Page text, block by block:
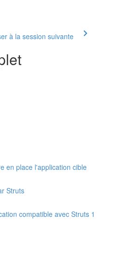
à la session suivante
en place l'application cible
Struts
compatible avec Struts 1